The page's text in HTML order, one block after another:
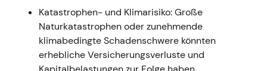
rasch, als das Management die direkten
Risiken als begrenzt einordnete, an der
Prognose festhielt und diese letztlich übertraf
— das Narrativ verschob sich zu
„risikobewusster, diversifizierter
Katastrophen- und Klimarisiko: Große
Naturkatastrophen oder zunehmende
klimabedingte Schadenschwere könnten
erhebliche Versicherungsverluste und